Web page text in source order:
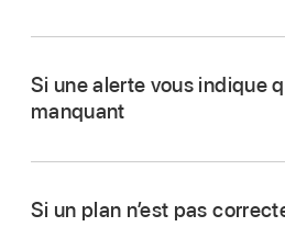
Si une alerte vous indique
manquant
Si un plan n’est pas